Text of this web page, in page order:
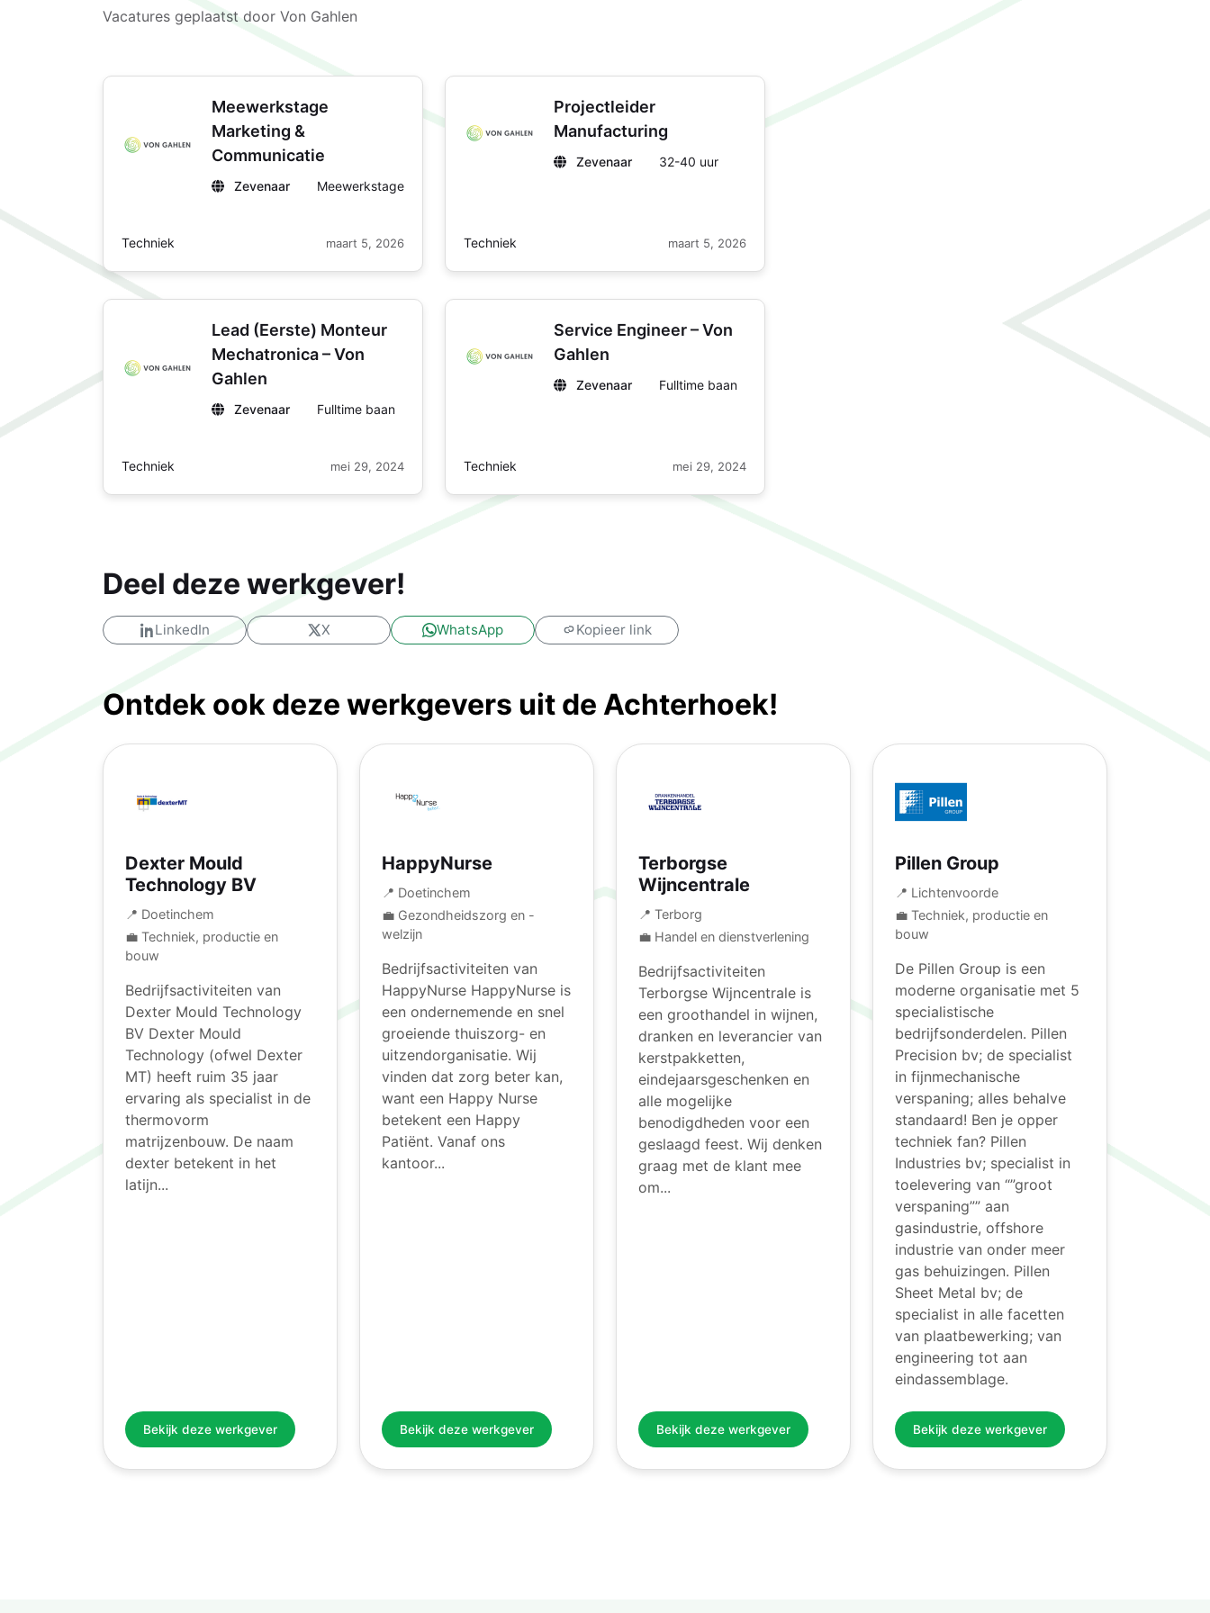
Vacatures geplaatst door Von Gahlen
Meewerkstage
Marketing &
Communicatie
Zevenaar Meewerkstage
Techniek maart 5, 2026
Projectleider
Manufacturing
Zevenaar 32-40 uur
Techniek maart 5, 2026
Lead (Eerste) Monteur
Mechatronica – Von
Gahlen
Zevenaar Fulltime baan
Techniek mei 29, 2024
Service Engineer – Von
Gahlen
Zevenaar Fulltime baan
Techniek mei 29, 2024
Deel deze werkgever!
LinkedIn X WhatsApp Kopieer link
Ontdek ook deze werkgevers uit de Achterhoek!
Dexter Mould
Technology BV
📍 Doetinchem
💼 Techniek, productie en
bouw
Bedrijfsactiviteiten van
Dexter Mould Technology
BV Dexter Mould
Technology (ofwel Dexter
MT) heeft ruim 35 jaar
ervaring als specialist in de
thermovorm
matrijzenbouw. De naam
dexter betekent in het
latijn...
Bekijk deze werkgever
HappyNurse
📍 Doetinchem
💼 Gezondheidszorg en -
welzijn
Bedrijfsactiviteiten van
HappyNurse HappyNurse is
een ondernemende en snel
groeiende thuiszorg- en
uitzendorganisatie. Wij
vinden dat zorg beter kan,
want een Happy Nurse
betekent een Happy
Patiënt. Vanaf ons
kantoor...
Bekijk deze werkgever
Terborgse
Wijncentrale
📍 Terborg
💼 Handel en dienstverlening
Bedrijfsactiviteiten
Terborgse Wijncentrale is
een groothandel in wijnen,
dranken en leverancier van
kerstpakketten,
eindejaarsgeschenken en
alle mogelijke
benodigdheden voor een
geslaagd feest. Wij denken
graag met de klant mee
om...
Bekijk deze werkgever
Pillen Group
📍 Lichtenvoorde
💼 Techniek, productie en
bouw
De Pillen Group is een
moderne organisatie met 5
specialistische
bedrijfsonderdelen. Pillen
Precision bv; de specialist
in fijnmechanische
verspaning; alles behalve
standaard! Ben je opper
techniek fan? Pillen
Industries bv; specialist in
toelevering van “”groot
verspaning”” aan
gasindustrie, offshore
industrie van onder meer
gas behuizingen. Pillen
Sheet Metal bv; de
specialist in alle facetten
van plaatbewerking; van
engineering tot aan
eindassemblage.
Bekijk deze werkgever